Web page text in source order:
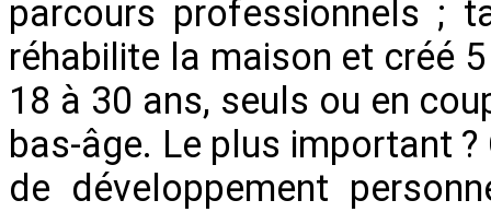
parcours professionnels ;
réhabilite la maison et créé
18 à 30 ans, seuls ou en
bas-âge. Le plus important
de développement